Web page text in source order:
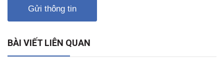
Gửi thông tin
BÀI VIẾT LIÊN QUAN